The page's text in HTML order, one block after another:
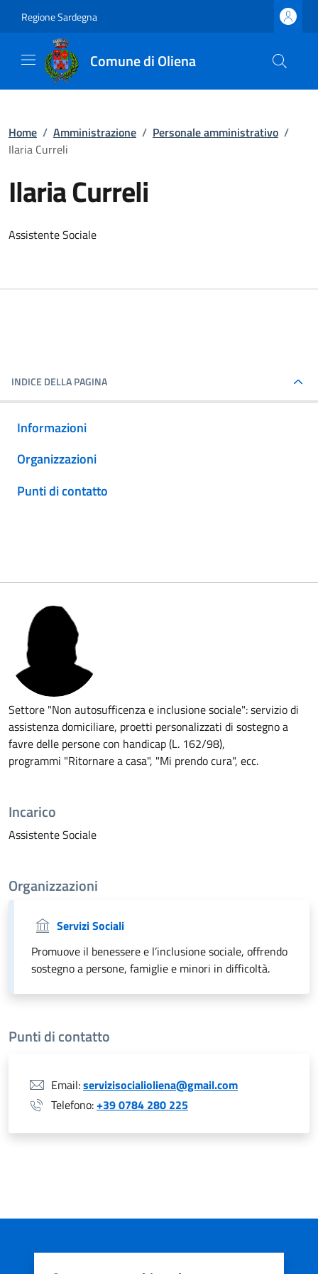
Regione Sardegna
Comune di Oliena
Home / Amministrazione / Personale amministrativo /
Ilaria Curreli
Ilaria Curreli
Assistente Sociale
INDICE DELLA PAGINA
Informazioni
Organizzazioni
Punti di contatto
Settore "Non autosufficenza e inclusione sociale": servizio di
assistenza domiciliare, proetti personalizzati di sostegno a
favre delle persone con handicap (L. 162/98),
programmi "Ritornare a casa", "Mi prendo cura", ecc.
Incarico
Assistente Sociale
Organizzazioni
Servizi Sociali
Promuove il benessere e l’inclusione sociale, offrendo
sostegno a persone, famiglie e minori in difficoltà.
Punti di contatto
Email:servizisocialioliena@gmail.com
Telefono:+39 0784 280 225